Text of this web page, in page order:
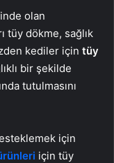
olan
tüy dökme, sağlık
kediler için tüy
bir şekilde
tutulmasını
için
için tüy